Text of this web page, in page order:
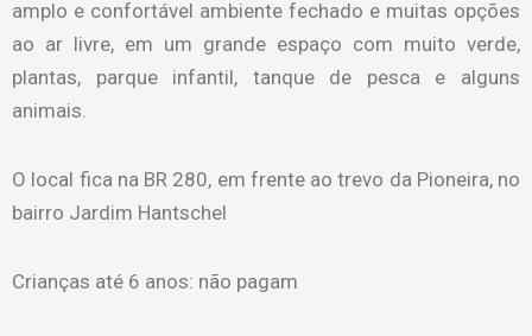
amplo e confortável ambiente fechado e muitas opções
ao ar livre, em um grande espaço com muito verde,
plantas, parque infantil, tanque de pesca e alguns
animais.
O local fica na BR 280, em frente ao trevo da Pioneira, no
bairro Jardim Hantschel
Crianças até 6 anos: não pagam